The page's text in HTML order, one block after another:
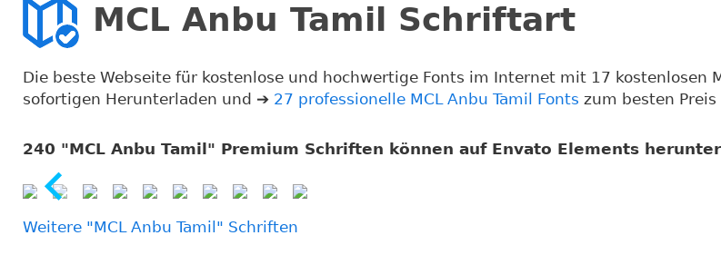
MCL Anbu Tamil Schriftart
Die beste Webseite für kostenlose und hochwertige Fonts im Internet mit 17 kostenlosen
sofortigen Herunterladen und ➔ 27 professionelle MCL Anbu Tamil Fonts zum besten Preis
240 "MCL Anbu Tamil" Premium Schriften können auf Envato Elements
Weitere "MCL Anbu Tamil" Schriften